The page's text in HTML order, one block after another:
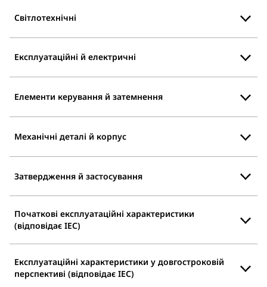
Світлотехнічні
Експлуатаційні й електричні
Елементи керування й затемнення
Механічні деталі й корпус
Затвердження й застосування
Початкові експлуатаційні характеристики
(відповідає IEC)
Експлуатаційні характеристики у довгостроковій
перспективі (відповідає IEC)